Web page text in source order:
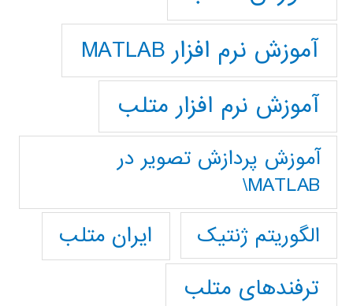
آموزش نرم افزار MATLAB
آموزش نرم افزار متلب
آموزش پردازش تصوير در
MATLAB\
الگوریتم ژنتیک
ایران متلب
ترفندهای متلب